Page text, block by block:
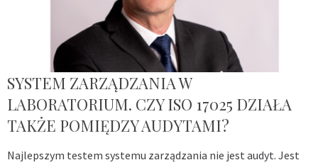
SYSTEM ZARZĄDZANIA W
LABORATORIUM. CZY ISO 17025 DZIAŁA
TAKŻE POMIĘDZY AUDYTAMI?
Najlepszym testem systemu zarządzania nie jest audyt. Jest